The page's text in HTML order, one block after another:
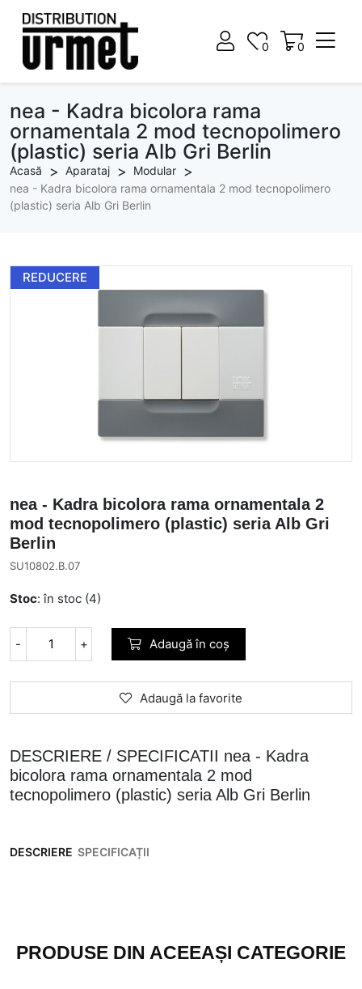
0
0 0
nea - Kadra bicolora rama
ornamentala 2 mod tecnopolimero
(plastic) seria Alb Gri Berlin
Acasă Aparataj
Modular
nea - Kadra bicolora rama ornamentala 2 mod tecnopolimero
(plastic) seria Alb Gri Berlin
REDUCERE
nea - Kadra bicolora rama ornamentala 2
mod tecnopolimero (plastic) seria Alb Gri
Berlin
SU10802.B.07
Stoc: în stoc (4)
- + Adaugă în coș
Adaugă la favorite
DESCRIERE / SPECIFICATII nea - Kadra
bicolora rama ornamentala 2 mod
tecnopolimero (plastic) seria Alb Gri Berlin
DESCRIERE SPECIFICAȚII
PRODUSE DIN ACEEAȘI CATEGORIE